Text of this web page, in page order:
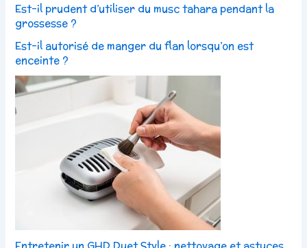
Est-il prudent d’utiliser du musc tahara pendant la
grossesse ?
Est-il autorisé de manger du flan lorsqu’on est
enceinte ?